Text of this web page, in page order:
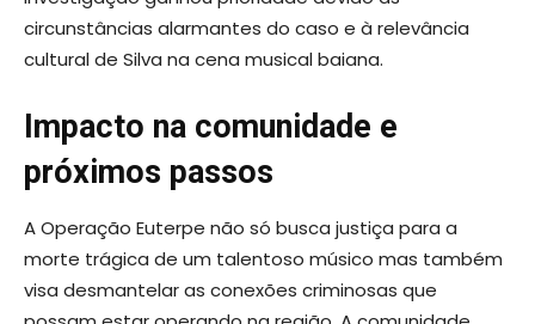
circunstâncias alarmantes do caso e à relevância
cultural de Silva na cena musical baiana.
Impacto na comunidade e
próximos passos
A Operação Euterpe não só busca justiça para a
morte trágica de um talentoso músico mas também
visa desmantelar as conexões criminosas que